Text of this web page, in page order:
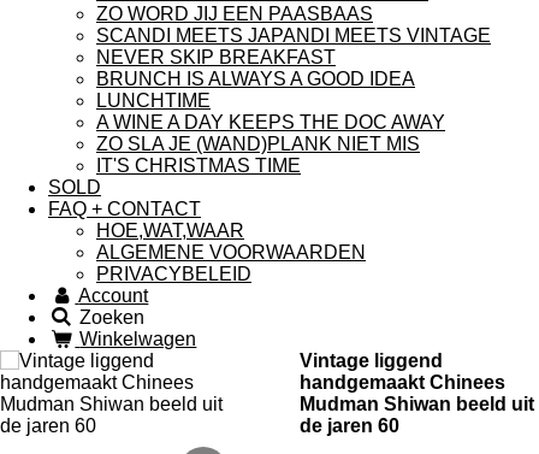
ZO WORD JIJ EEN PAASBAAS
SCANDI MEETS JAPANDI MEETS VINTAGE
NEVER SKIP BREAKFAST
BRUNCH IS ALWAYS A GOOD IDEA
LUNCHTIME
A WINE A DAY KEEPS THE DOC AWAY
ZO SLA JE (WAND)PLANK NIET MIS
IT'S CHRISTMAS TIME
SOLD
FAQ + CONTACT
HOE,WAT,WAAR
ALGEMENE VOORWAARDEN
PRIVACYBELEID
Account
Zoeken
Winkelwagen
Vintage liggend
handgemaakt Chinees
Mudman Shiwan beeld uit
de jaren 60